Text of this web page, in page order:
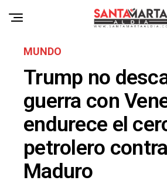
MUNDO
Trump no
guerra con
endurece el
petrolero contra
Maduro